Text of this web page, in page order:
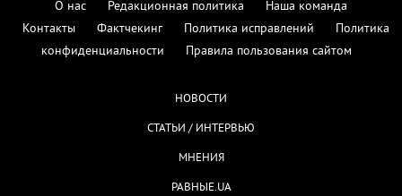
О нас Редакционная политика
Наша команда
Контакты
Фактчекинг Политика исправлений
Политика
конфиденциальности
Правила пользования сайтом
НОВОСТИ
СТАТЬИ / ИНТЕРВЬЮ
МНЕНИЯ
РАВНЫЕ.UA